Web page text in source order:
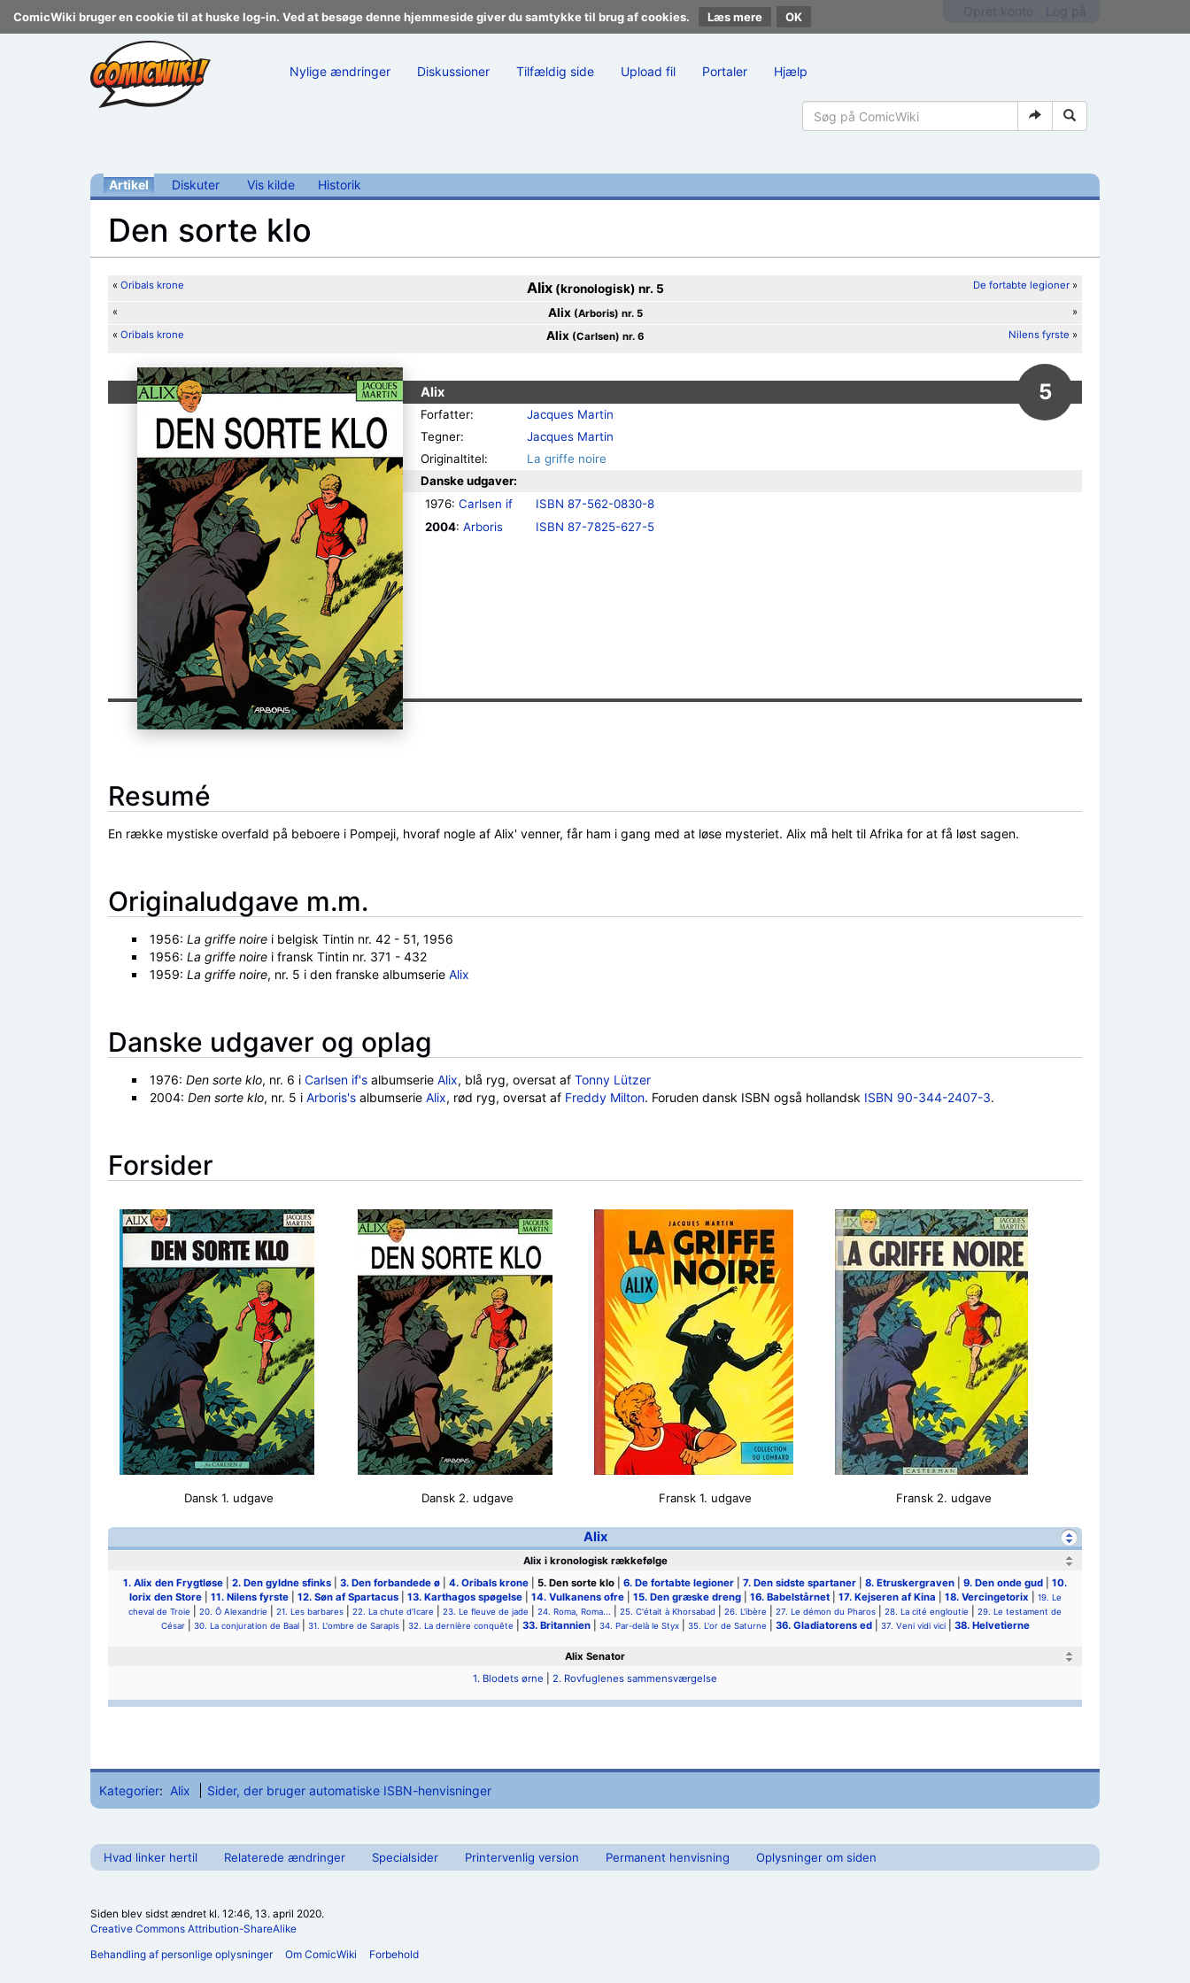
ComicWiki bruger en cookie til at huske log-in. Ved at besøge denne hjemmeside giver du samtykke til brug af cookies. Læs mere
Nylige ændringer Diskussioner Tilfældig side Upload fil Portaler Hjælp
Artikel Diskuter Vis kilde Historik
Den sorte klo
« Oribals krone Alix(kronologisk) nr. 5 De fortabte legioner »
« Alix(Arboris) nr. 5
»
« Oribals krone Alix (Carlsen) nr. 6 Nilens fyrste »
Alix 5
Forfatter:
Jacques Martin
Tegner:
Jacques Martin
Originaltitel:
La griffe noire
Danske udgaver:
1976: Carlsen if
2004: Arboris
ISBN 87-562-0830-8
ISBN 87-7825-627-5
Resumé
En række mystiske overfald på beboere i Pompeji, hvoraf nogle af Alix' venner, får ham i gang med at løse mysteriet. Alix må helt til Afrika for at få løst sagen.
Originaludgave m.m.
1956: La griffe noirei belgisk Tintin nr. 42 - 51, 1956
1956: La griffe noirei fransk Tintin nr. 371 - 432
1959: La griffe noire, nr. 5 i den franske albumserie Alix
Danske udgaver og oplag
1976: Den sorte klo, nr. 6 i Carlsen if'salbumserie Alix, blå ryg, oversat af Tonny Lützer
2004: Den sorte klo, nr. 5 i Arboris'salbumserie Alix, rød ryg, oversat af Freddy Milton. Foruden dansk ISBN også hollandsk ISBN 90-344-2407-3.
Forsider
Dansk 1. udgave Dansk 2. udgave Fransk 1. udgave Fransk 2. udgave
Alix
Alix i kronologisk rækkefølge
1. Alix den Frygtløse
2. Den gyldne sfinks 3. Den forbandede ø 4. Oribals krone 5. Den sorte klo 6. De fortabte legioner 7. Den sidste spartaner 8. Etruskergraven 9. Den onde gud
10.
Iorix den Store| 11. Nilens fyrste| 12. Søn af Spartacus| 13. Karthagos spøgelse| 14. Vulkanens ofre| 15. Den græske dreng| 16. Babelstårnet| 17. Kejseren af Kina 18. Vercingetorix
19. Le
cheval de Troie
20. Ô Alexandrie 21. Les barbares 22. La chute d'Icare 23. Le fleuve de jade 24. Roma, Roma... 25. C'était à Khorsabad 26. L'ibère 27. Le démon du Pharos 28. La cité engloutie
29. Le testament de
César| 30. La conjuration de Baal| 31. L'ombre de Sarapis| 32. La dernière conquête 33. Britannien| 34. Par-delà le Styx| 35. L'or de Saturne 36. Gladiatorens ed| 37. Veni vidi vici| 38. Helvetierne
Alix Senator
1. Blodets ørne
2. Rovfuglenes sammensværgelse
Kategorier: Alix Sider, der bruger automatiske ISBN-henvisninger
Hvad linker hertil Relaterede ændringer Specialsider Printervenlig version Permanent henvisning Oplysninger om siden
Siden blev sidst ændret kl. 12:46, 13. april 2020.
Creative Commons Attribution-ShareAlike
Behandling af personlige oplysninger
Om ComicWiki Forbehold